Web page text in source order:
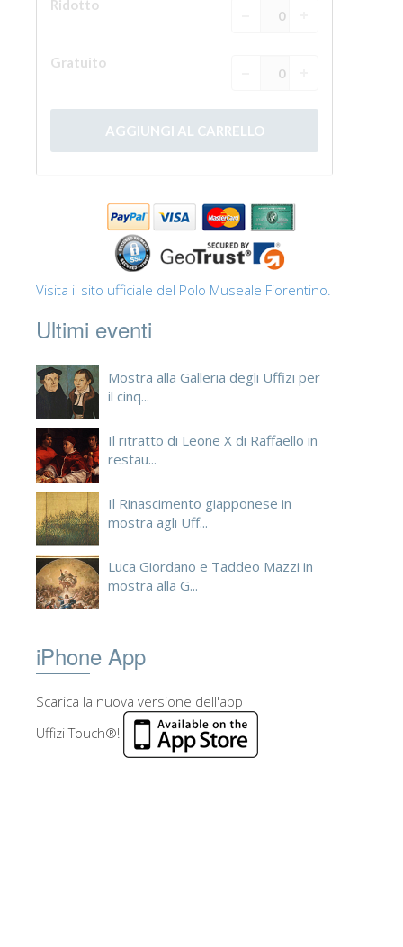
Visita il sito ufficiale del Polo Museale Fiorentino.
Ultimi eventi
Mostra alla Galleria degli Uffizi per
il cinq...
Il ritratto di Leone X di Raffaello in
restau...
Il Rinascimento giapponese in
mostra agli Uff...
Luca Giordano e Taddeo Mazzi in
mostra alla G...
iPhone App
Scarica la nuova versione dell'app
Uffizi Touch®!